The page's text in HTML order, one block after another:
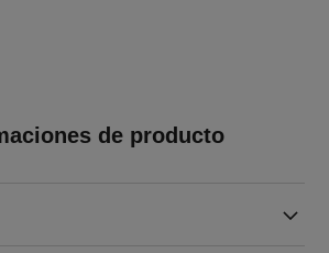
de producto